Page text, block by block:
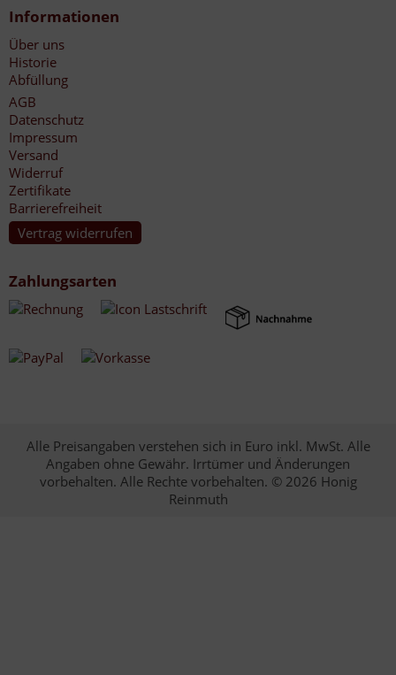
Informationen
Über uns
Historie
Abfüllung
AGB
Datenschutz
Impressum
Versand
Widerruf
Zertifikate
Barrierefreiheit
Vertrag widerrufen
Zahlungsarten
Alle Preisangaben verstehen sich in Euro inkl. MwSt. Alle
Angaben ohne Gewähr. Irrtümer und Änderungen
vorbehalten. Alle Rechte vorbehalten. © 2026 Honig
Reinmuth